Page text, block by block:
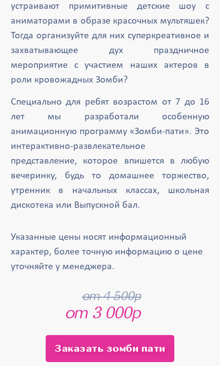
устраивают примитивные детские шоу с
аниматорами в образе красочных мультяшек?
Тогда организуйте для них суперкреативное и
захватывающее дух праздничное
мероприятие с участием наших актеров в
роли кровожадных Зомби?
Специально для ребят возрастом от 7 до 16
лет мы разработали особенную
анимационную программу «Зомби-пати». Это
интерактивно-развлекательное
представление, которое впишется в любую
вечеринку, будь то домашнее торжество,
утренник в начальных классах, школьная
дискотека или Выпускной бал.
Указанные цены носят информационный
характер, более точную информацию о цене
уточняйте у менеджера.
от 4 500р
от 3 000р
Заказать зомби пати